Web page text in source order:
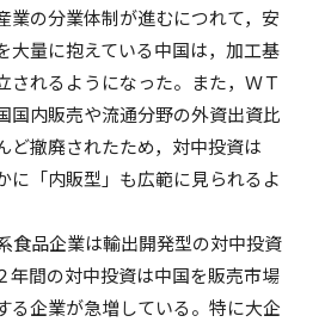
の分業体制が進むにつれて，安
大量に抱えている中国は，加工基
されるようになった。また，ＷＴ
国内販売や流通分野の外資出資比
ど撤廃されたため，対中投資は
に「内販型」も広範に見られるよ
品企業は輸出開発型の対中投資
年間の対中投資は中国を販売市場
る企業が急増している。特に大企